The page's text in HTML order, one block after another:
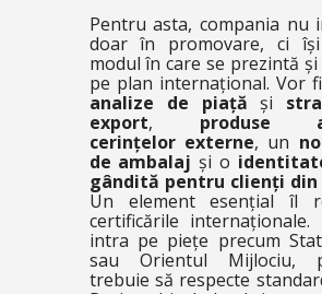
Pentru asta, compania nu
doar în promovare, ci își
modul în care se prezintă și
pe plan internațional. Vor
analize de piață și
export, produse
cerințelor externe, un
de ambalaj și o
gândită pentru clienți
Un element esențial îl
certificările
intra pe piețe precum
sau Orientul Mijlociu,
trebuie să respecte